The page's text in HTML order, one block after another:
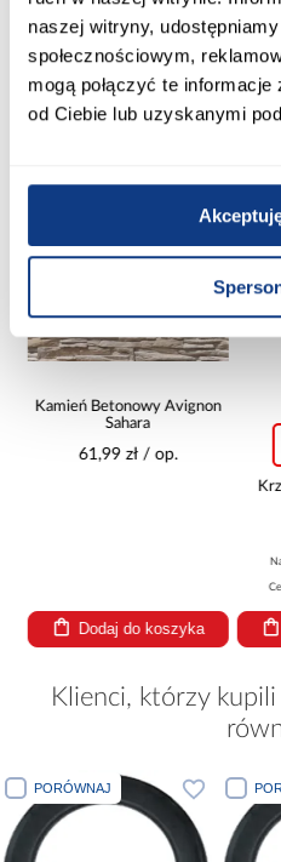
naszej witryny,
społecznościowym,
mogą połączyć te
od Ciebie lub uzyskanymi
Inni Klienci
Kamień Betonowy Avignon
Sahara
61,99 zł / op.
Dodaj do koszyka
Klienci, którzy
PORÓWNAJ